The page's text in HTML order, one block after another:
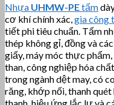
Nhựa UHMW-PEtấm
cơ khí chính xác,gia công
tiết phi tiêu chuẩn. Tấm
thép không gỉ, đồng và
giấy, máy móc thực
than, công nghiệp hóa
trong ngành dệt may, có
răng, khớp nối, thanh